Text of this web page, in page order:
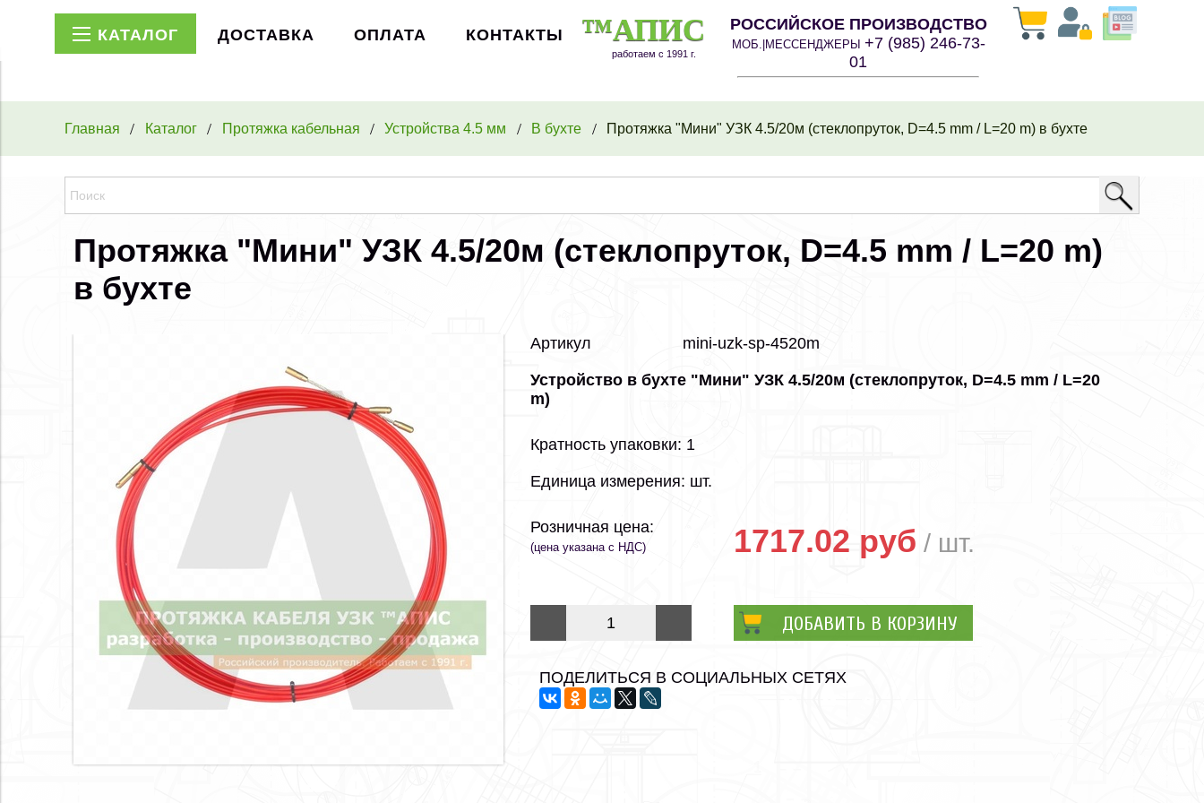
КАТАЛОГ ДОСТАВКА ОПЛАТА КОНТАКТЫ ™АПИС
работаем с 1991 г.
РОССИЙСКОЕ ПРОИЗВОДСТВО
МОБ.|МЕССЕНДЖЕРЫ +7 (985) 246-73-
01
Главная Каталог Протяжка кабельная Устройства 4.5 мм В бухте Протяжка "Мини" УЗК 4.5/20м (стеклопруток, D=4.5 mm / L=20 m) в бухте
Протяжка "Мини" УЗК 4.5/20м (стеклопруток, D=4.5 mm / L=20 m)
в бухте
Артикул mini-uzk-sp-4520m
Устройство в бухте "Мини" УЗК 4.5/20м (стеклопруток, D=4.5 mm / L=20
m)
Кратность упаковки: 1
Единица измерения: шт.
Розничная цена:
(цена указана с НДС) 1717.02 руб
ДОБАВИТЬ В КОРЗИНУ
ПОДЕЛИТЬСЯ В СОЦИАЛЬНЫХ СЕТЯХ